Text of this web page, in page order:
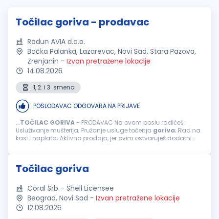
Točilac goriva - prodavac
Radun AVIA d.o.o.
Bačka Palanka, Lazarevac, Novi Sad, Stara Pazova,
Zrenjanin - Izvan pretražene lokacije
14.08.2026
1, 2. i 3. smena
POSLODAVAC ODGOVARA NA PRIJAVE
...TOČILAC GORIVA- PRODAVAC Na ovom poslu radićeš:
Usluživanje mušterija; Pružanje usluge točenja goriva; Rad na
kasi i naplata; Aktivna prodaja, jer ovim ostvaruješ dodatni
Točilac goriva
Coral Srb – Shell Licensee
Beograd, Novi Sad - Izvan pretražene lokacije
12.08.2026